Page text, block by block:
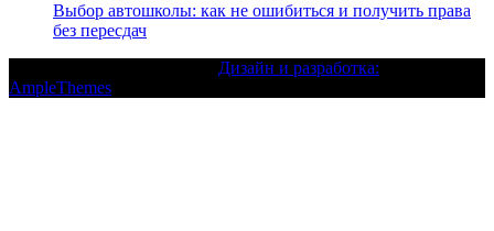
Выбор автошколы: как не ошибиться и получить права
без пересдач
Дизайн и разработка:
AmpleThemes